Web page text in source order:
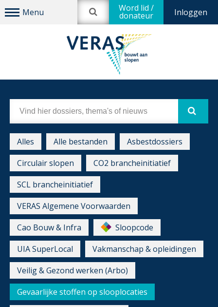
Inloggen
Word lid /
donateur
Alles Alle bestanden
Asbestdossiers
Circulair slopen
CO2 brancheinitiatief
SCL brancheinitiatief
VERAS Algemene Voorwaarden
Cao Bouw & Infra
Sloopcode
UIA SuperLocal
Vakmanschap & opleidingen
Veilig & Gezond werken (Arbo)
Gevaarlijke stoffen op slooplocaties